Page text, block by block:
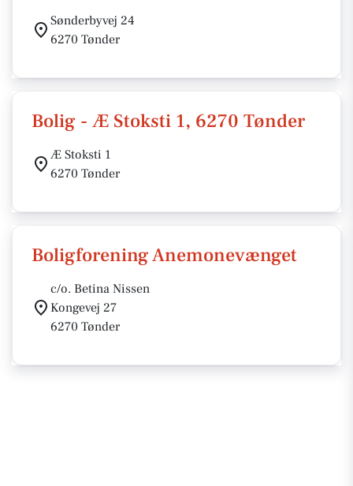
Sønderbyvej 24
6270 Tønder
Bolig - Æ Stoksti 1, 6270 Tønder
Æ Stoksti 1
6270 Tønder
Boligforening Anemonevænget
c/o. Betina Nissen
Kongevej 27
6270 Tønder